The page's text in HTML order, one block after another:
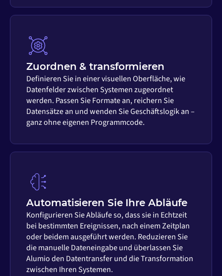
Zuordnen & transformieren
Definieren Sie in einer visuellen Oberfläche, wie
Datenfelder zwischen Systemen zugeordnet
werden. Passen Sie Formate an, reichern Sie
Datensätze an und wenden Sie Geschäftslogik an –
ganz ohne eigenen Programmcode.
Automatisieren Sie Ihre Abläufe
Konfigurieren Sie Abläufe so, dass sie in Echtzeit
bei bestimmten Ereignissen, nach einem Zeitplan
oder beidem ausgeführt werden. Reduzieren Sie
die manuelle Dateneingabe und überlassen Sie
Alumio den Datentransfer und die Transformation
zwischen Ihren Systemen.